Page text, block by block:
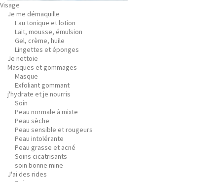
Visage
Je me démaquille
Eau tonique et lotion
Lait, mousse, émulsion
Gel, crème, huile
Lingettes et éponges
Je nettoie
Masques et gommages
Masque
Exfoliant gommant
j'hydrate et je nourris
Soin
Peau normale à mixte
Peau sèche
Peau sensible et rougeurs
Peau intolérante
Peau grasse et acné
Soins cicatrisants
soin bonne mine
J'ai des rides